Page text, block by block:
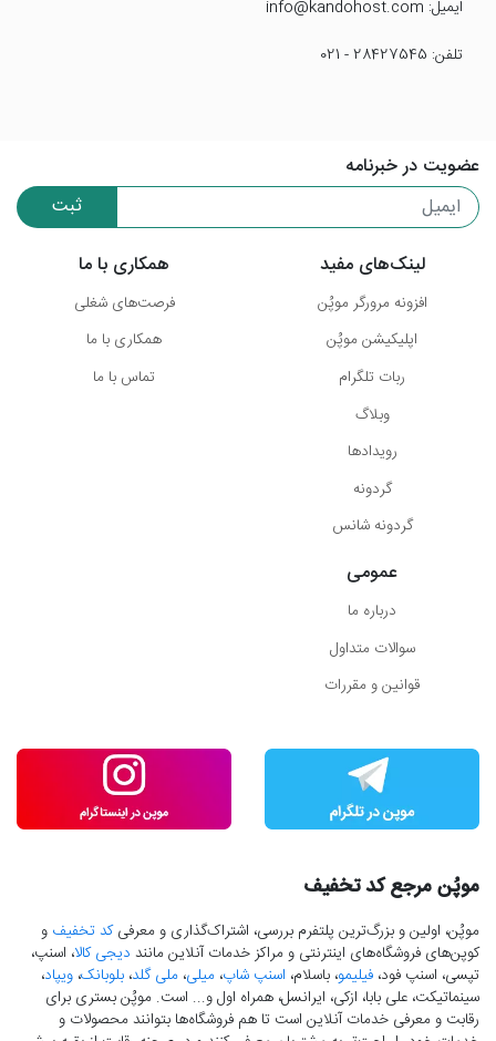
ایمیل: info@kandohost.com
تلفن: 28427545 - 021
عضویت در خبرنامه
ثبت
لینک‌های مفید
افزونه مرورگر موپُن
اپلیکیشن موپُن
ربات تلگرام
وبلاگ
رویدادها
گردونه
گردونه شانس
همکاری با ما
فرصت‌های شغلی
همکاری با ما
تماس با ما
عمومی
درباره ما
سوالات متداول
قوانین و مقررات
موپُن مرجع کد تخفیف
موپُن، اولین و بزرگ‌ترین پلتفرم بررسی، اشتراک‌گذاری و معرفیکد تخفیف و
کوپن‌های فروشگاه‌های اینترنتی و مراکز خدمات آنلاین مانند دیجی کالا، اسنپ،
تپسی، اسنپ فود، فیلیمو، باسلام، اسنپ شاپ، میلی، ملی گلد، بلوبانک، ویپاد،
سینماتیکت، علی بابا، ازکی، ایرانسل، همراه اول و... است. موپُن بستری برای
رقابت و معرفی خدمات آنلاین است تا هم فروشگاه‌ها بتوانند محصولات و